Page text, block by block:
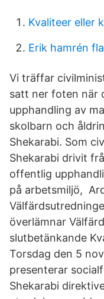
Kvaliteer eller
Erik hamrén
Vi träffar
satt ner foten när
upphandling av
skolbarn och
Shekarabi. Som
Shekarabi drivit
offentlig
på arbetsmiljö,
överlämnar
slutbetänkande
Torsdag den 5
presenterar
Shekarabi